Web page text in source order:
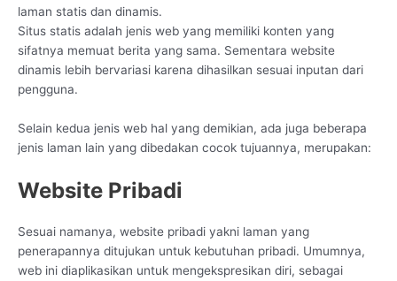
laman statis dan dinamis.
Situs statis adalah jenis web yang memiliki konten yang
sifatnya memuat berita yang sama. Sementara website
dinamis lebih bervariasi karena dihasilkan sesuai inputan dari
pengguna.
Selain kedua jenis web hal yang demikian, ada juga beberapa
jenis laman lain yang dibedakan cocok tujuannya, merupakan:
Website Pribadi
Sesuai namanya, website pribadi yakni laman yang
penerapannya ditujukan untuk kebutuhan pribadi. Umumnya,
web ini diaplikasikan untuk mengekspresikan diri, sebagai